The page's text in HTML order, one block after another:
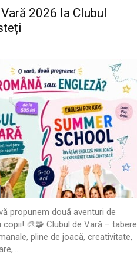
2026 la Clubul
propunem două aventuri de
🎨🧩 Clubul de Vară – tabere
pline de joacă, creativitate,